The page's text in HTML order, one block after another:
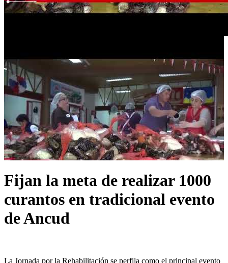
Fijan la meta de realizar 1000
curantos en tradicional evento
de Ancud
La Jornada por la Rehabilitación se perfila como el principal evento